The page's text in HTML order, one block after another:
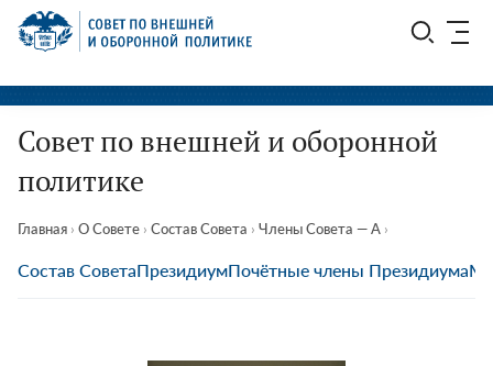
Перейти
СВОП
Совет по внешней и оборонной
политике
Главная › О Совете › Состав Совета › Члены Совета — А ›
Состав СоветаПрезидиумПочётные члены Президиума